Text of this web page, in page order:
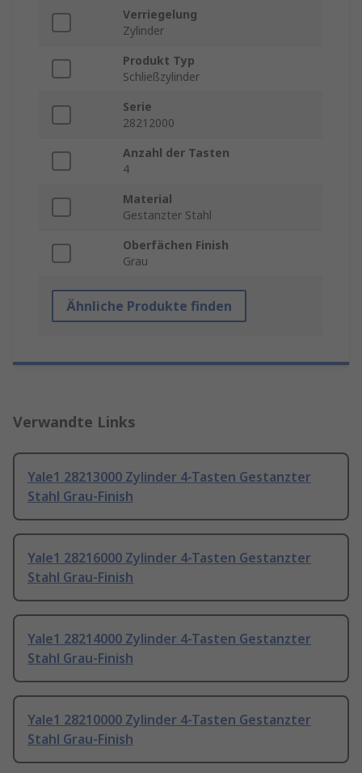
Verriegelung
Zylinder
Produkt Typ
Schließzylinder
Serie
28212000
Anzahl der Tasten
4
Material
Gestanzter Stahl
Oberfächen Finish
Grau
Ähnliche Produkte finden
Verwandte Links
Yale1 28213000 Zylinder 4-Tasten Gestanzter
Stahl Grau-Finish
Yale1 28216000 Zylinder 4-Tasten Gestanzter
Stahl Grau-Finish
Yale1 28214000 Zylinder 4-Tasten Gestanzter
Stahl Grau-Finish
Yale1 28210000 Zylinder 4-Tasten Gestanzter
Stahl Grau-Finish